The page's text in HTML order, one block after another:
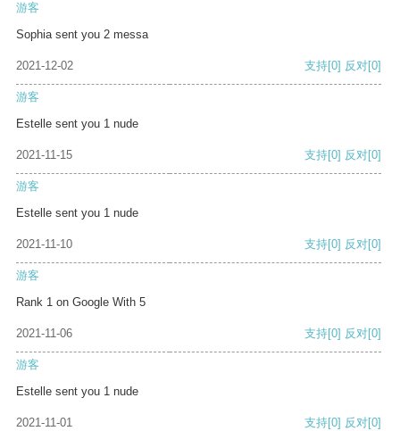
游客
Sophia sent you 2 messa
2021-12-02 支持[0] 反对[0]
游客
Estelle sent you 1 nude
2021-11-15 支持[0] 反对[0]
游客
Estelle sent you 1 nude
2021-11-10 支持[0] 反对[0]
游客
Rank 1 on Google With 5
2021-11-06 支持[0] 反对[0]
游客
Estelle sent you 1 nude
2021-11-01 支持[0] 反对[0]